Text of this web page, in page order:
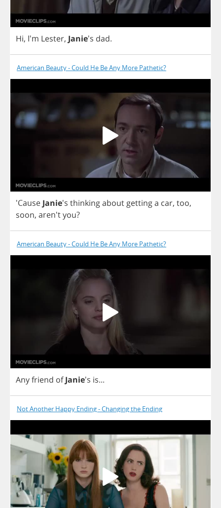
Hi, I'm Lester, Janie's dad.
American Beauty - Could He Be Any More Pathetic?
'Cause Janie's thinkingaboutgettinga car, too,
soon, aren'tyou?
American Beauty - Could He Be Any More Pathetic?
Anyfriend of Janie's is...
Not Another Happy Ending - Changing the Ending